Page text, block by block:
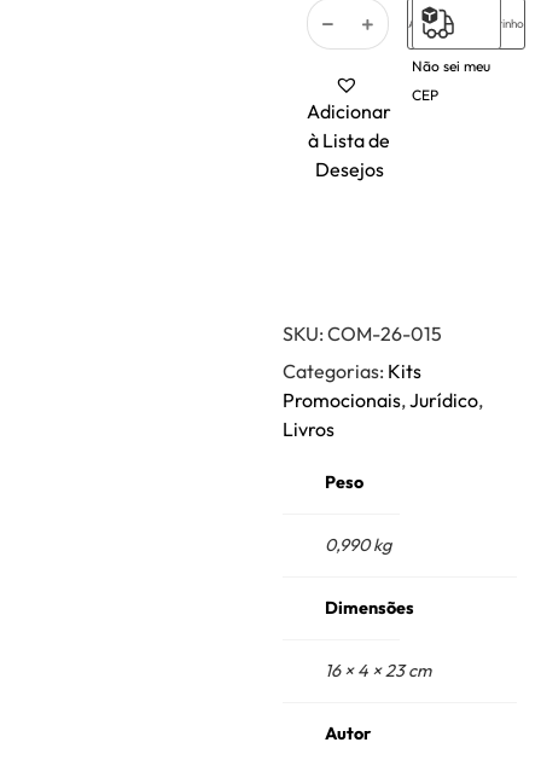
Adicionar ao carrinho
Adicionar
à Lista de
Desejos
Não sei meu
CEP
SKU: COM-26-015
Categorias: Kits
Promocionais,Jurídico,
Livros
Peso
0,990 kg
Dimensões
16 × 4 × 23 cm
Autor